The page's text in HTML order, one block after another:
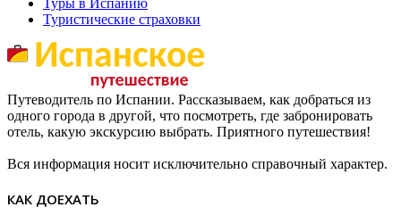
Туристические страховки
Путеводитель по Испании. Рассказываем, как добраться из
одного города в другой, что посмотреть, где забронировать
отель, какую экскурсию выбрать. Приятного путешествия!
Вся информация носит исключительно справочный характер.
КАК ДОЕХАТЬ